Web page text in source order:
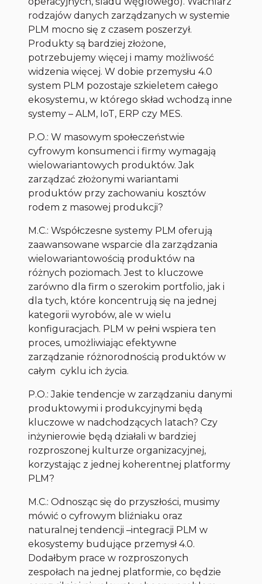
rodzajów danych zarządzanych w systemie
PLM mocno się z czasem poszerzył.
Produkty są bardziej złożone,
potrzebujemy więcej i mamy możliwość
widzenia więcej. W dobie przemysłu 4.0
system PLM pozostaje szkieletem całego
ekosystemu, w którego skład wchodzą inne
systemy – ALM, IoT, ERP czy MES.
P.O.: W masowym społeczeństwie
cyfrowym konsumenci i firmy wymagają
wielowariantowych produktów. Jak
zarządzać złożonymi wariantami
produktów przy zachowaniu kosztów
rodem z masowej produkcji?
M.C.: Współczesne systemy PLM oferują
zaawansowane wsparcie dla zarządzania
wielowariantowością produktów na
różnych poziomach. Jest to kluczowe
zarówno dla firm o szerokim portfolio, jak i
dla tych, które koncentrują się na jednej
kategorii wyrobów, ale w wielu
konfiguracjach. PLM w pełni wspiera ten
proces, umożliwiając efektywne
zarządzanie różnorodnością produktów w
całym cyklu ich życia.
P.O.: Jakie tendencje w zarządzaniu danymi
produktowymi i produkcyjnymi będą
kluczowe w nadchodzących latach? Czy
inżynierowie będą działali w bardziej
rozproszonej kulturze organizacyjnej,
korzystając z jednej koherentnej platformy
PLM?
M.C.: Odnosząc się do przyszłości, musimy
mówić o cyfrowym bliźniaku oraz
naturalnej tendencji –integracji PLM w
ekosystemy budujące przemysł 4.0.
Dodałbym prace w rozproszonych
zespołach na jednej platformie, co będzie